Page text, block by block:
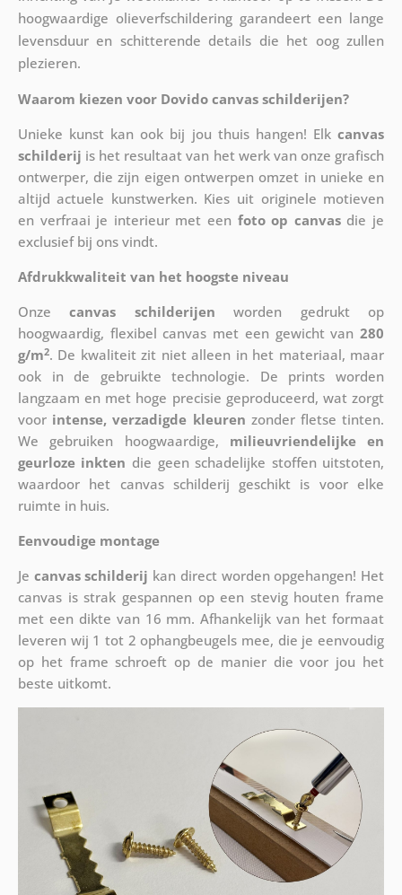
hoogwaardige olieverfschildering garandeert een lange
levensduur en schitterende details die het oog zullen
plezieren.
Waarom kiezen voor Dovido canvas schilderijen?
Unieke kunst kan ook bij jou thuis hangen! Elkcanvas
schilderij is het resultaat van het werk van onze grafisch
ontwerper, die zijn eigen ontwerpen omzet in unieke en
altijd actuele kunstwerken. Kies uit originele motieven
en verfraai je interieur met een foto op canvasdie je
exclusief bij ons vindt.
Afdrukkwaliteit van het hoogste niveau
Onzecanvas schilderijen worden gedrukt op
hoogwaardig, flexibel canvas met een gewicht van280
g/m2. De kwaliteit zit niet alleen in het materiaal, maar
ook in de gebruikte technologie. De prints worden
langzaam en met hoge precisie geproduceerd, wat zorgt
voor intense, verzadigde kleuren zonder fletse tinten.
We gebruiken hoogwaardige, milieuvriendelijke en
geurloze inkten die geen schadelijke stoffen uitstoten,
waardoor het canvas schilderij geschikt is voor elke
ruimte in huis.
Eenvoudige montage
Je canvas schilderij kan direct worden opgehangen! Het
canvas is strak gespannen op een stevig houten frame
met een dikte van 16 mm. Afhankelijk van het formaat
leveren wij 1 tot 2 ophangbeugels mee, die je eenvoudig
op het frame schroeft op de manier die voor jou het
beste uitkomt.